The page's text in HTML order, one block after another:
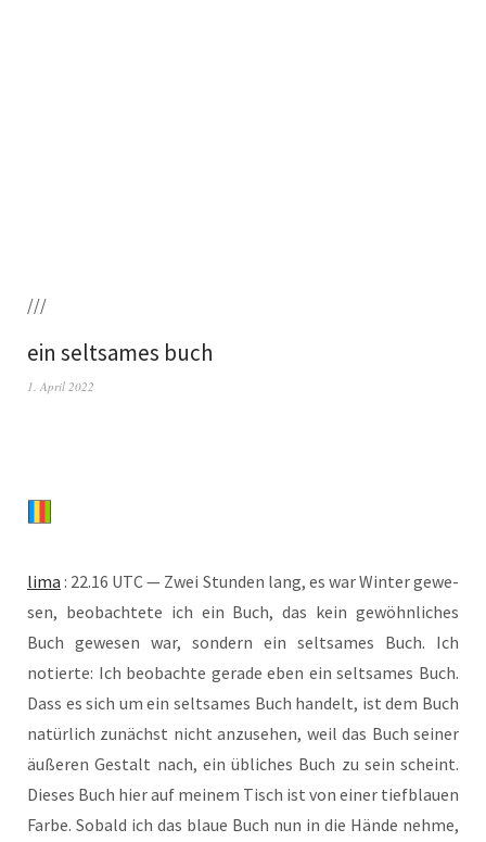
///
ein seltsames buch
1. April 2022
lima : 22.16 UTC — Zwei Stun­den lang, es war Win­ter gewe­
sen, beob­ach­te­te ich ein Buch, das kein gewöhn­li­ches
Buch gewe­sen war, son­dern ein selt­sa­mes Buch. Ich
notier­te: Ich beob­ach­te gera­de eben ein selt­sa­mes Buch.
Dass es sich um ein selt­sa­mes Buch han­delt, ist dem Buch
natür­lich zunächst nicht anzu­se­hen, weil das Buch sei­ner
äuße­ren Gestalt nach, ein übli­ches Buch zu sein scheint.
Die­ses Buch hier auf mei­nem Tisch ist von einer tief­blau­en
Far­be. Sobald ich das blaue Buch nun in die Hän­de neh­me,